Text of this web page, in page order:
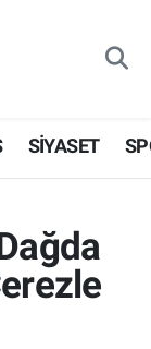
SİYASET